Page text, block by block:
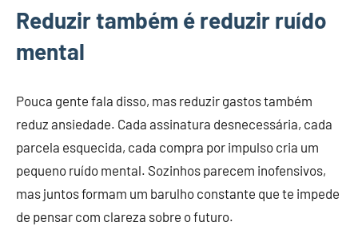
Reduzir também é reduzir ruído
mental
Pouca gente fala disso, mas reduzir gastos também
reduz ansiedade. Cada assinatura desnecessária, cada
parcela esquecida, cada compra por impulso cria um
pequeno ruído mental. Sozinhos parecem inofensivos,
mas juntos formam um barulho constante que te impede
de pensar com clareza sobre o futuro.